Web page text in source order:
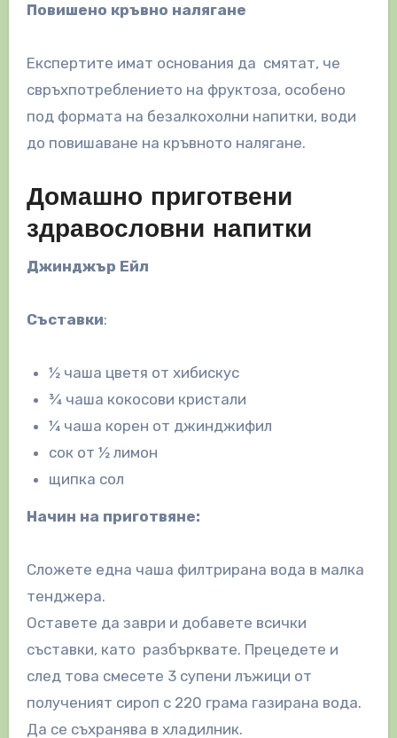
Повишено кръвно налягане
Експертите имат основания да смятат, че
свръхпотреблението на фруктоза, особено
под формата на безалкохолни напитки, води
до повишаване на кръвното налягане.
Домашно приготвени
здравословни напитки
Джинджър Ейл
Съставки:
½ чаша цветя от хибискус
¾ чаша кокосови кристали
¼ чаша корен от джинджифил
сок от ½ лимон
щипка сол
Начин на приготвяне:
Сложете една чаша филтрирана вода в малка
тенджера.
Оставете да заври и добавете всички
съставки, като разбърквате. Прецедете и
след това смесете 3 супени лъжици от
полученият сироп с 220 грама газирана вода.
Да се съхранява в хладилник.